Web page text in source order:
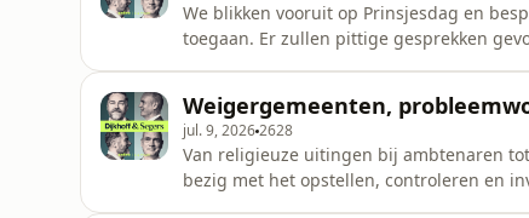
We blikken vooruit op Prinsjesdag en
toegaan. Er zullen pittige gesprekken
op en dacht met gemak zijn
Weigergemeenten,
jul. 9, 20262628
Van religieuze uitingen bij ambtenaren
bezig met het opstellen, controleren en